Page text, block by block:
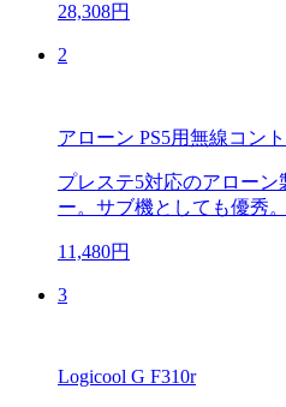
28,308円
2
アローン PS5用無線コン
プレステ5対応のアロー
ー。サブ機としても優秀。
11,480円
3
Logicool G F310r